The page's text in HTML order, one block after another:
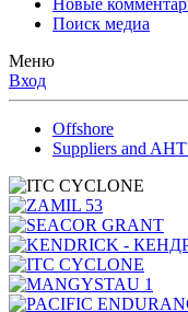
Новые
Поиск медиа
Меню
Вход
Offshore
Suppliers and